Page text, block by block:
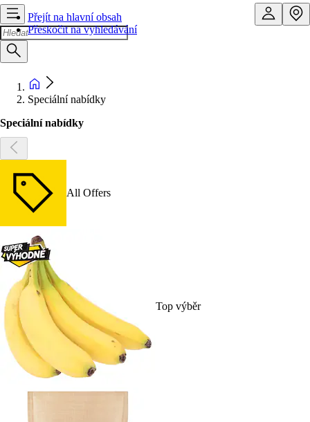
Přejít na hlavní obsah
Přeskočit na vyhledávání
Speciální nabídky
Speciální nabídky
All Offers
Top výběr